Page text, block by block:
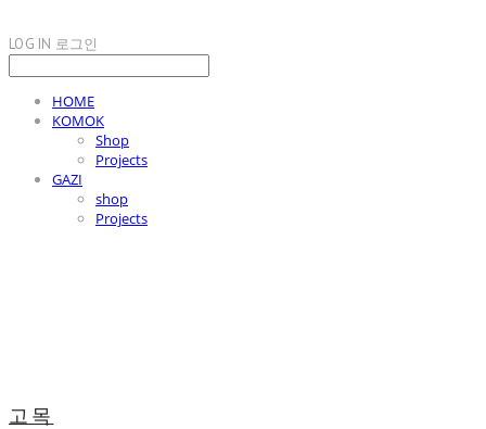
LOG IN 로그인
HOME
KOMOK
Shop
Projects
GAZI
shop
Projects
고목